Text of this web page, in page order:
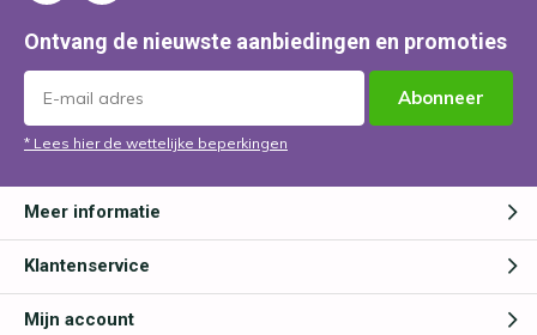
Ontvang de nieuwste aanbiedingen en promoties
Abonneer
* Lees hier de wettelijke beperkingen
Meer informatie
Klantenservice
Mijn account